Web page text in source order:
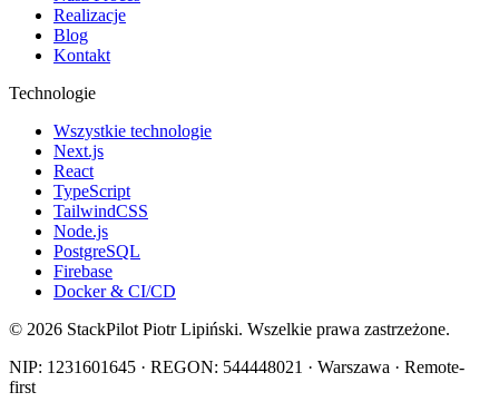
Realizacje
Blog
Kontakt
Technologie
Wszystkie technologie
Next.js
React
TypeScript
TailwindCSS
Node.js
PostgreSQL
Firebase
Docker & CI/CD
© 2026 StackPilot Piotr Lipiński. Wszelkie prawa zastrzeżone.
NIP: 1231601645 · REGON: 544448021 · Warszawa · Remote-
first